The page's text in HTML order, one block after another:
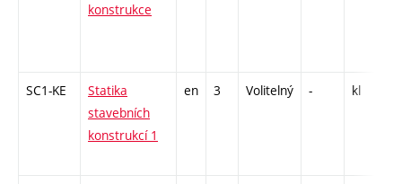
konstrukce
SC1-KE
Statika
stavebních
konstrukcí 1
en 3 Volitelný - kl